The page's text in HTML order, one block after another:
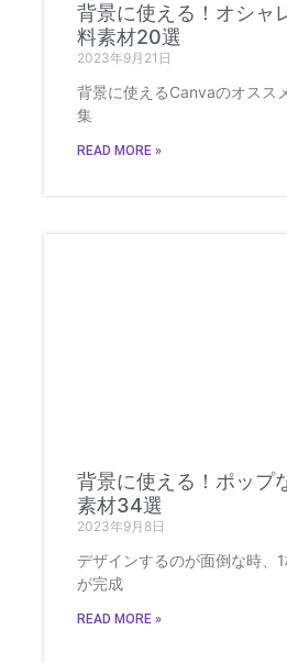
背景に使える！オシャ
料素材20選
2023年9月21日
背景に使えるCanvaのオスス
集
READ MORE »
背景に使える！ポップ
素材34選
2023年9月8日
デザインするのが面倒な時、
が完成
READ MORE »